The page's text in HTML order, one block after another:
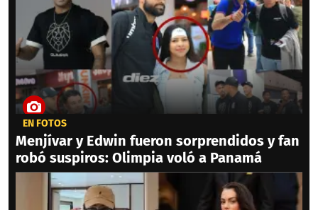
EN FOTOS
Menjívar y Edwin fueron sorprendidos y fan
robó suspiros: Olimpia voló a Panamá